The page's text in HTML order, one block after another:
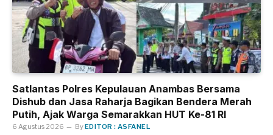
Satlantas Polres Kepulauan Anambas Bersama
Dishub dan Jasa Raharja Bagikan Bendera Merah
Putih, Ajak Warga Semarakkan HUT Ke-81 RI
6 Agustus 2026 ByEDITOR : ASFANEL